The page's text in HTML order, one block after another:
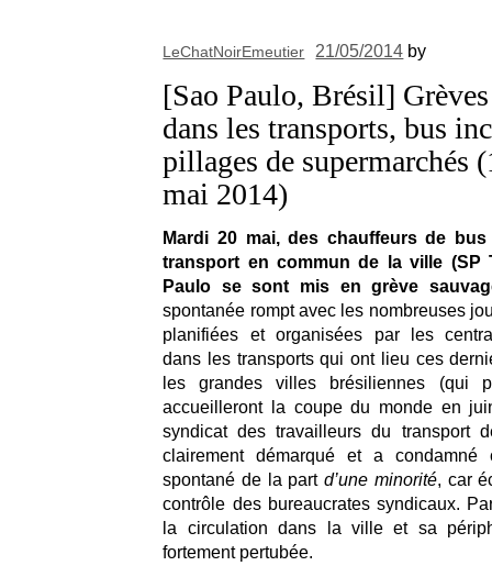
21/05/2014 by
LeChatNoirEmeutier
[Sao Paulo, Brésil] Grèves
dans les transports, bus
pillages de supermarchés
mai 2014)
Mardi 20 mai, des chauffeurs de
transport en commun de la ville (SP
Paulo se sont mis en grève
spontanée rompt avec les nombreuses
planifiées et organisées par les
dans les transports qui ont lieu ces
les grandes villes brésiliennes (qui
accueilleront la coupe du monde en
syndicat des travailleurs du transport
clairement démarqué et a condamné
spontané de la partd’une minorité, car
contrôle des bureaucrates syndicaux.
la circulation dans la ville et sa
fortement pertubée.